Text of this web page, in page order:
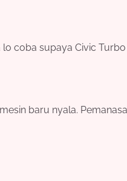
coba supaya Civic
baru nyala.